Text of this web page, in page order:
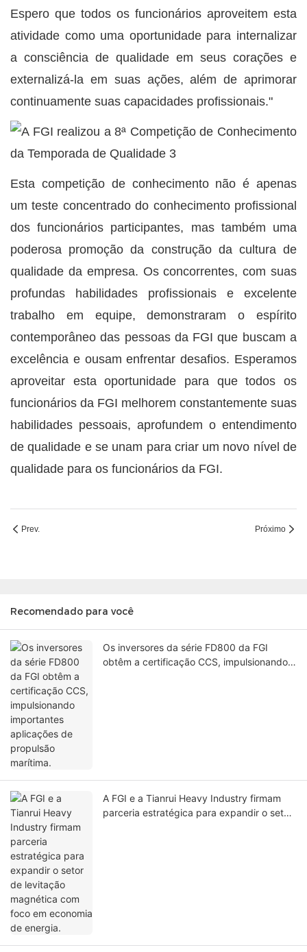
Espero que todos os funcionários aproveitem esta
atividade como uma oportunidade para internalizar
a consciência de qualidade em seus corações e
externalizá-la em suas ações, além de aprimorar
continuamente suas capacidades profissionais."
Esta competição de conhecimento não é apenas
um teste concentrado do conhecimento profissional
dos funcionários participantes, mas também uma
poderosa promoção da construção da cultura de
qualidade da empresa. Os concorrentes, com suas
profundas habilidades profissionais e excelente
trabalho em equipe, demonstraram o espírito
contemporâneo das pessoas da FGI que buscam a
excelência e ousam enfrentar desafios. Esperamos
aproveitar esta oportunidade para que todos os
funcionários da FGI melhorem constantemente suas
habilidades pessoais, aprofundem o entendimento
de qualidade e se unam para criar um novo nível de
qualidade para os funcionários da FGI.
Prev. Próximo
Recomendado para você
Os inversores da série FD800 da FGI
obtêm a certificação CCS, impulsionando
A FGI e a Tianrui Heavy Industry firmam
parceria estratégica para expandir o setor